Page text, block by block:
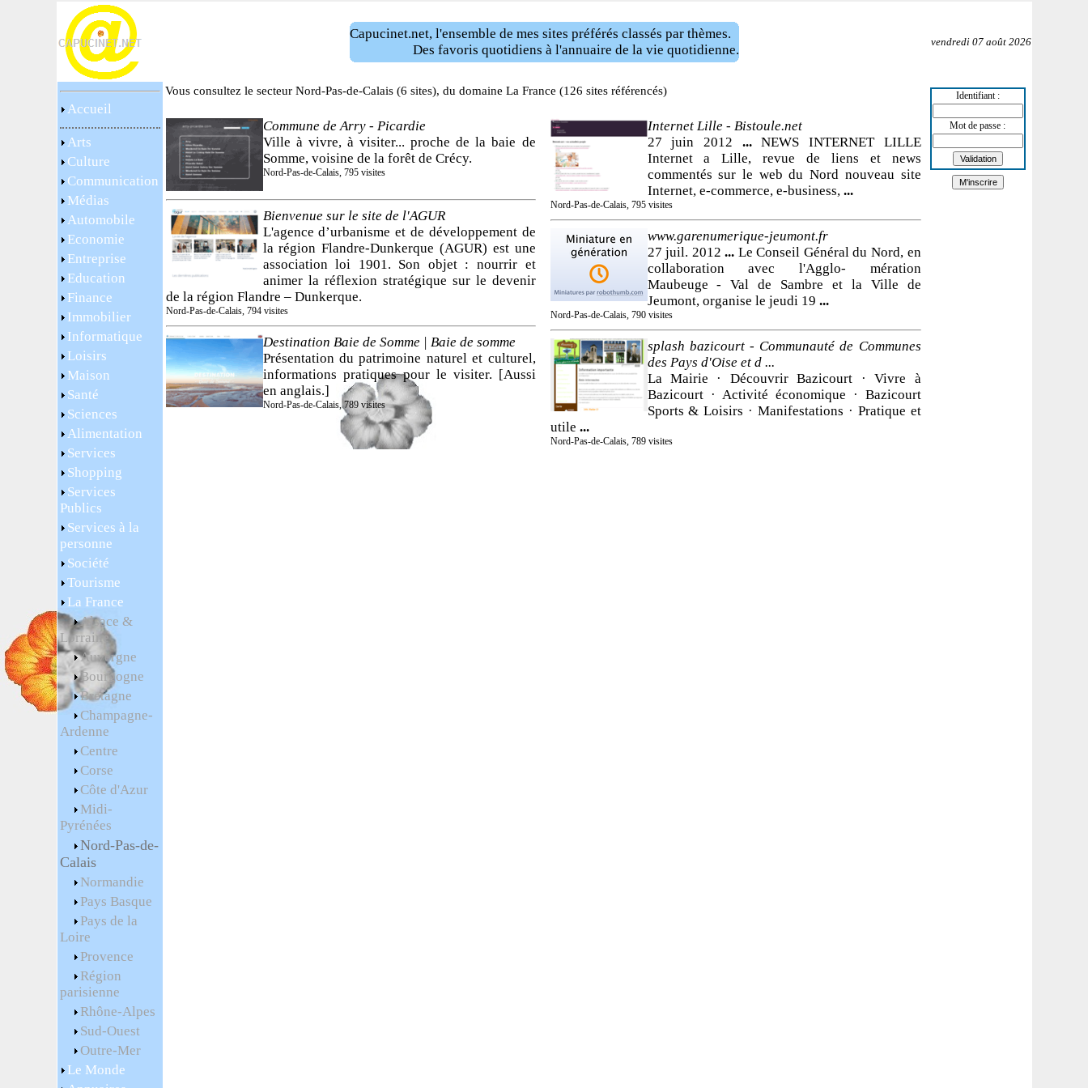
Capucinet.net, l'ensemble de mes sites préférés classés par thèmes.
Des favoris quotidiens à l'annuaire de la vie quotidienne.
vendredi 07 août 2026
Accueil
Arts
Culture
Communication
Médias
Automobile
Economie
Entreprise
Education
Finance
Immobilier
Informatique
Loisirs
Maison
Santé
Sciences
Alimentation
Services
Shopping
Services
Publics
Services à la
personne
Société
Tourisme
La France
Alsace &
Lorraine
Auvergne
Bourgogne
Bretagne
Champagne-
Ardenne
Centre
Corse
Côte d'Azur
Midi-
Pyrénées
Nord-Pas-de-
Calais
Normandie
Pays Basque
Pays de la
Loire
Provence
Région
parisienne
Rhône-Alpes
Sud-Ouest
Outre-Mer
Le Monde
Vous consultez le secteur Nord-Pas-de-Calais (6 sites), du domaine La France (126 sites référencés)
Commune de Arry - Picardie
Ville à vivre, à visiter... proche de la baie de
Somme, voisine de la forêt de Crécy.
Nord-Pas-de-Calais, 795 visites
Bienvenue sur le site de l'AGUR
L'agence d’urbanisme et de développement de
la région Flandre-Dunkerque (AGUR) est une
association loi 1901. Son objet : nourrir et
animer la réflexion stratégique sur le devenir
de la région Flandre – Dunkerque.
Nord-Pas-de-Calais, 794 visites
Destination Baie de Somme | Baie de somme
Présentation du patrimoine naturel et culturel,
informations pratiques pour le visiter. [Aussi
en anglais.]
Nord-Pas-de-Calais, 789 visites
Internet Lille - Bistoule.net
27 juin 2012 ...NEWS INTERNET LILLE
Internet a Lille, revue de liens et news
commentés sur le web du Nord nouveau site
Internet, e-commerce, e-business, ...
Nord-Pas-de-Calais, 795 visites
www.garenumerique-jeumont.fr
27 juil. 2012... Le Conseil Général du Nord, en
collaboration avec l'Agglo- mération
Maubeuge - Val de Sambre et la Ville de
Jeumont, organise le jeudi 19 ...
Nord-Pas-de-Calais, 790 visites
splash bazicourt - Communauté de Communes
des Pays d'Oise et d ...
La Mairie · Découvrir Bazicourt · Vivre à
Bazicourt · Activité économique · Bazicourt
Sports & Loisirs · Manifestations · Pratique et
utile ...
Nord-Pas-de-Calais, 789 visites
Identifiant :
Mot de passe :